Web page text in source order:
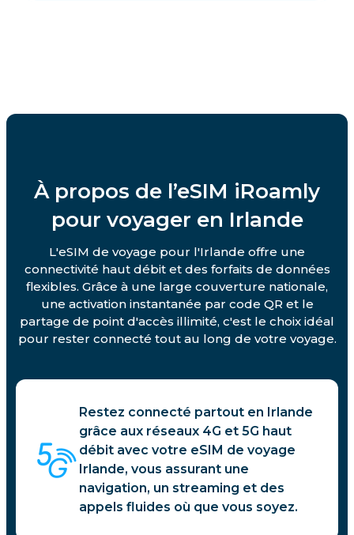
À propos de l’eSIM iRoamly
pour voyager en Irlande
L'eSIM de voyage pour l'Irlande offre une
connectivité haut débit et des forfaits de données
flexibles. Grâce à une large couverture nationale,
une activation instantanée par code QR et le
partage de point d'accès illimité, c'est le choix idéal
pour rester connecté tout au long de votre voyage.
Restez connecté partout en Irlande
grâce aux réseaux 4G et 5G haut
débit avec votre eSIM de voyage
Irlande, vous assurant une
navigation, un streaming et des
appels fluides où que vous soyez.